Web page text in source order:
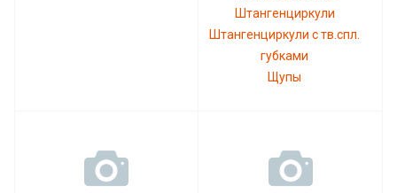
Штангенциркули
Штангенциркули с тв.спл.
губками
Щупы